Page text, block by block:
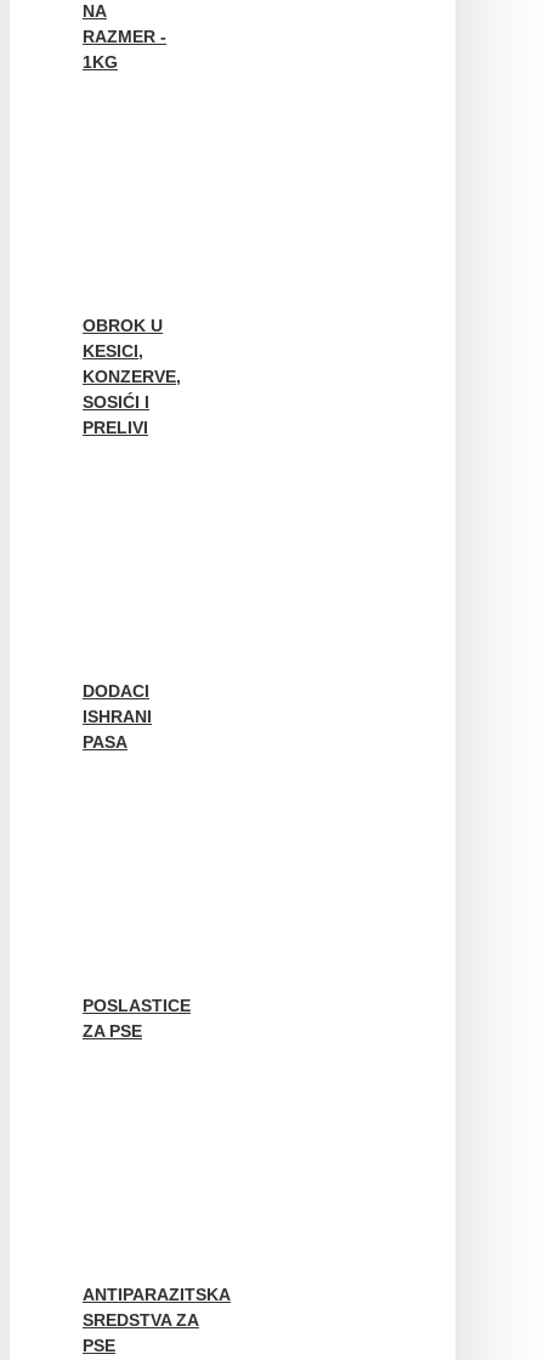
NA
RAZMER -
1KG
OBROK U
KESICI,
KONZERVE,
SOSIĆI I
PRELIVI
DODACI
ISHRANI
PASA
POSLASTICE
ZA PSE
ANTIPARAZITSKA
SREDSTVA ZA
PSE